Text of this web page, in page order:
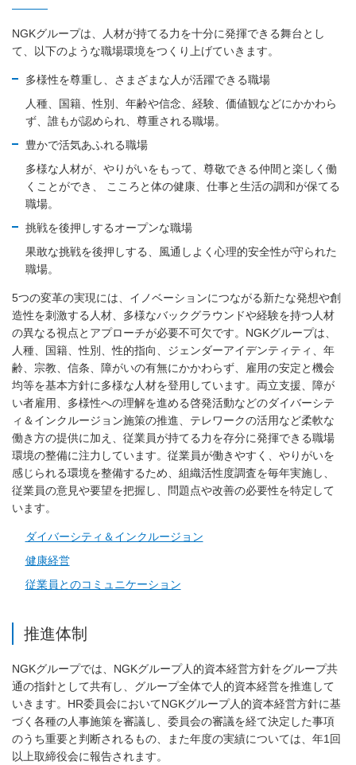
NGKグループは、人材が持てる力を十分に発揮できる舞台とし
て、以下のような職場環境をつくり上げていきます。
多様性を尊重し、さまざまな人が活躍できる職場
人種、国籍、性別、年齢や信念、経験、価値観などにかかわら
ず、誰もが認められ、尊重される職場。
豊かで活気あふれる職場
多様な人材が、やりがいをもって、尊敬できる仲間と楽しく働
くことができ、 こころと体の健康、仕事と生活の調和が保てる
職場。
挑戦を後押しするオープンな職場
果敢な挑戦を後押しする、風通しよく心理的安全性が守られた
職場。
5つの変革の実現には、イノベーションにつながる新たな発想や創
造性を刺激する人材、多様なバックグラウンドや経験を持つ人材
の異なる視点とアプローチが必要不可欠です。NGKグループは、
人種、国籍、性別、性的指向、ジェンダーアイデンティティ、年
齢、宗教、信条、障がいの有無にかかわらず、雇用の安定と機会
均等を基本方針に多様な人材を登用しています。両立支援、障が
い者雇用、多様性への理解を進める啓発活動などのダイバーシテ
ィ＆インクルージョン施策の推進、テレワークの活用など柔軟な
働き方の提供に加え、従業員が持てる力を存分に発揮できる職場
環境の整備に注力しています。従業員が働きやすく、やりがいを
感じられる環境を整備するため、組織活性度調査を毎年実施し、
従業員の意見や要望を把握し、問題点や改善の必要性を特定して
います。
ダイバーシティ＆インクルージョン
健康経営
従業員とのコミュニケーション
推進体制
NGKグループでは、NGKグループ人的資本経営方針をグループ共
通の指針として共有し、グループ全体で人的資本経営を推進して
いきます。HR委員会においてNGKグループ人的資本経営方針に基
づく各種の人事施策を審議し、委員会の審議を経て決定した事項
のうち重要と判断されるもの、また年度の実績については、年1回
以上取締役会に報告されます。